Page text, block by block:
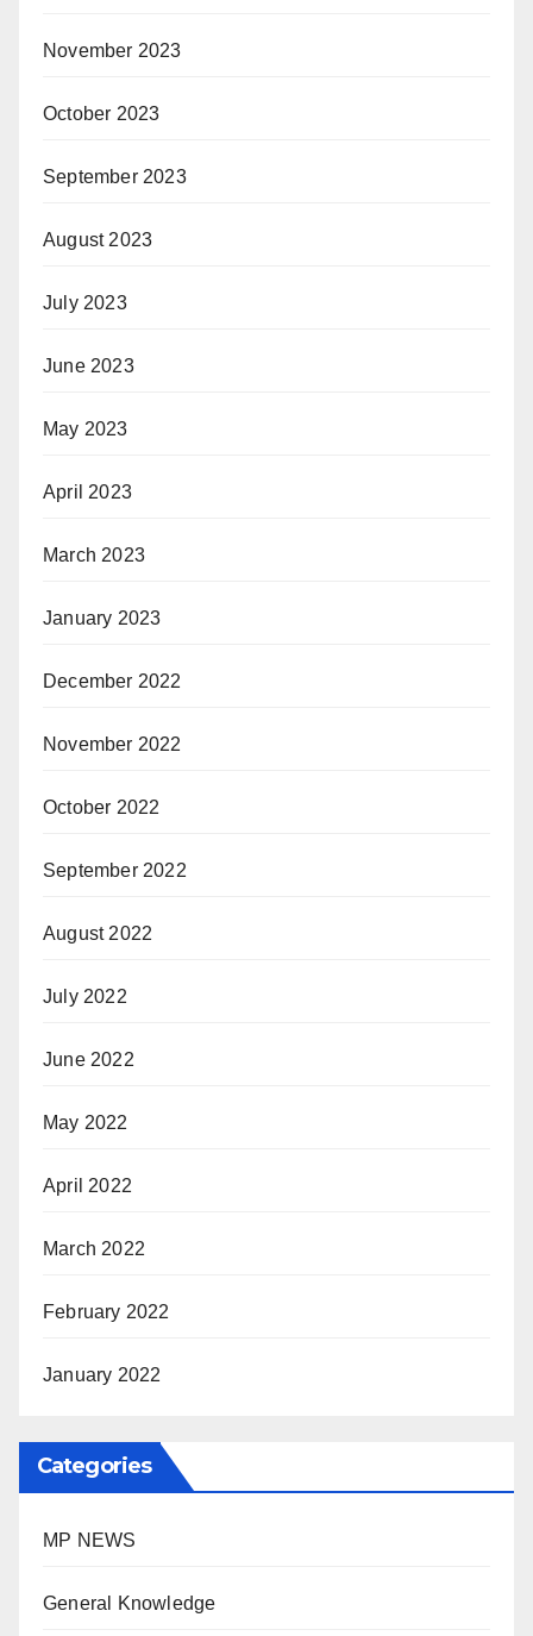
November 2023
October 2023
September 2023
August 2023
July 2023
June 2023
May 2023
April 2023
March 2023
January 2023
December 2022
November 2022
October 2022
September 2022
August 2022
July 2022
June 2022
May 2022
April 2022
March 2022
February 2022
January 2022
Categories
MP NEWS
General Knowledge